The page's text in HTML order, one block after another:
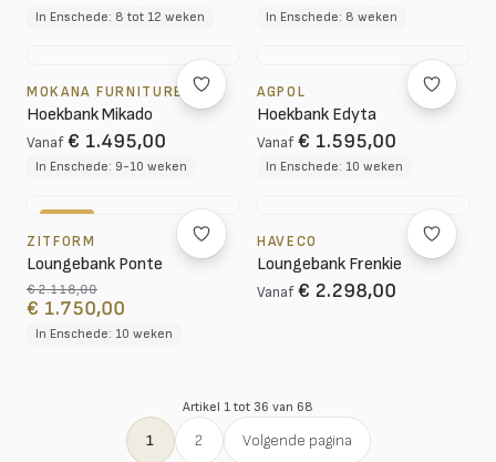
In Enschede: 8 tot 12 weken In Enschede: 8 weken
MOKANA FURNITURE
Hoekbank Mikado
Vanaf € 1.495,00
In Enschede: 9-10 weken
AGPOL
Hoekbank Edyta
Vanaf € 1.595,00
In Enschede: 10 weken
ZITFORM
Loungebank Ponte
€ 2.118,00
€ 1.750,00
In Enschede: 10 weken
HAVECO
Loungebank Frenkie
Vanaf € 2.298,00
Artikel 1 tot 36 van 68
1 2 Volgende pagina